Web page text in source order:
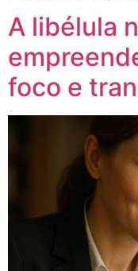
A libélula
foco e